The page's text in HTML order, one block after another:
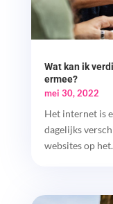
Wat kan ik
ermee?
mei 30, 2022
Het internet is
dagelijks
websites op